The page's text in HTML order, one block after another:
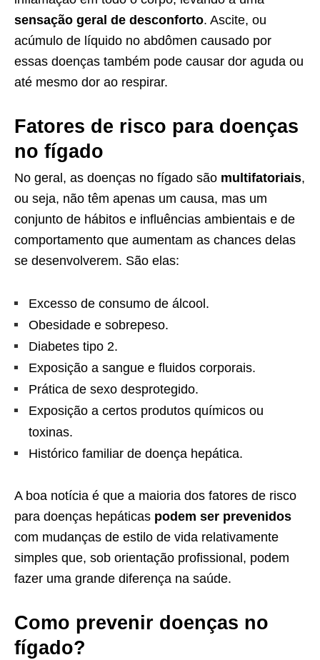
sensação geral de desconforto. Ascite, ou
acúmulo de líquido no abdômen causado por
essas doenças também pode causar dor aguda ou
até mesmo dor ao respirar.
Fatores de risco para doenças
no fígado
No geral, as doenças no fígado são multifatoriais,
ou seja, não têm apenas um causa, mas um
conjunto de hábitos e influências ambientais e de
comportamento que aumentam as chances delas
se desenvolverem. São elas:
Excesso de consumo de álcool.
Obesidade e sobrepeso.
Diabetes tipo 2.
Exposição a sangue e fluidos corporais.
Prática de sexo desprotegido.
Exposição a certos produtos químicos ou
toxinas.
Histórico familiar de doença hepática.
A boa notícia é que a maioria dos fatores de risco
para doenças hepáticas podem ser prevenidos
com mudanças de estilo de vida relativamente
simples que, sob orientação profissional, podem
fazer uma grande diferença na saúde.
Como prevenir doenças no
fígado?